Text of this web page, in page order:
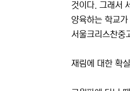
것이다. 그래서
양육하는 학교
서울크리스찬중
재림에 대한 확